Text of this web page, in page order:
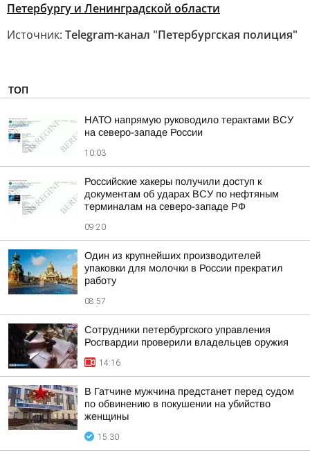
Петербургу и Ленинградской области
Источник: Telegram-канал "Петербургская полиция"
ТОП
НАТО напрямую руководило терактами ВСУ
на северо-западе России
10:03
Российские хакеры получили доступ к
документам об ударах ВСУ по нефтяным
терминалам на северо-западе РФ
09:20
Один из крупнейших производителей
упаковки для молочки в России прекратил
работу
08:57
Сотрудники петербургского управления
Росгвардии проверили владельцев оружия
14:16
В Гатчине мужчина предстанет перед судом
по обвинению в покушении на убийство
женщины
15:30